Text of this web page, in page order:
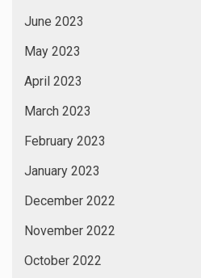
June 2023
May 2023
April 2023
March 2023
February 2023
January 2023
December 2022
November 2022
October 2022